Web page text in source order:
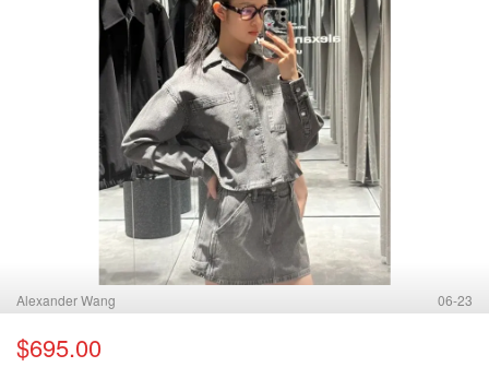
Alexander Wang 06-23
$695.00